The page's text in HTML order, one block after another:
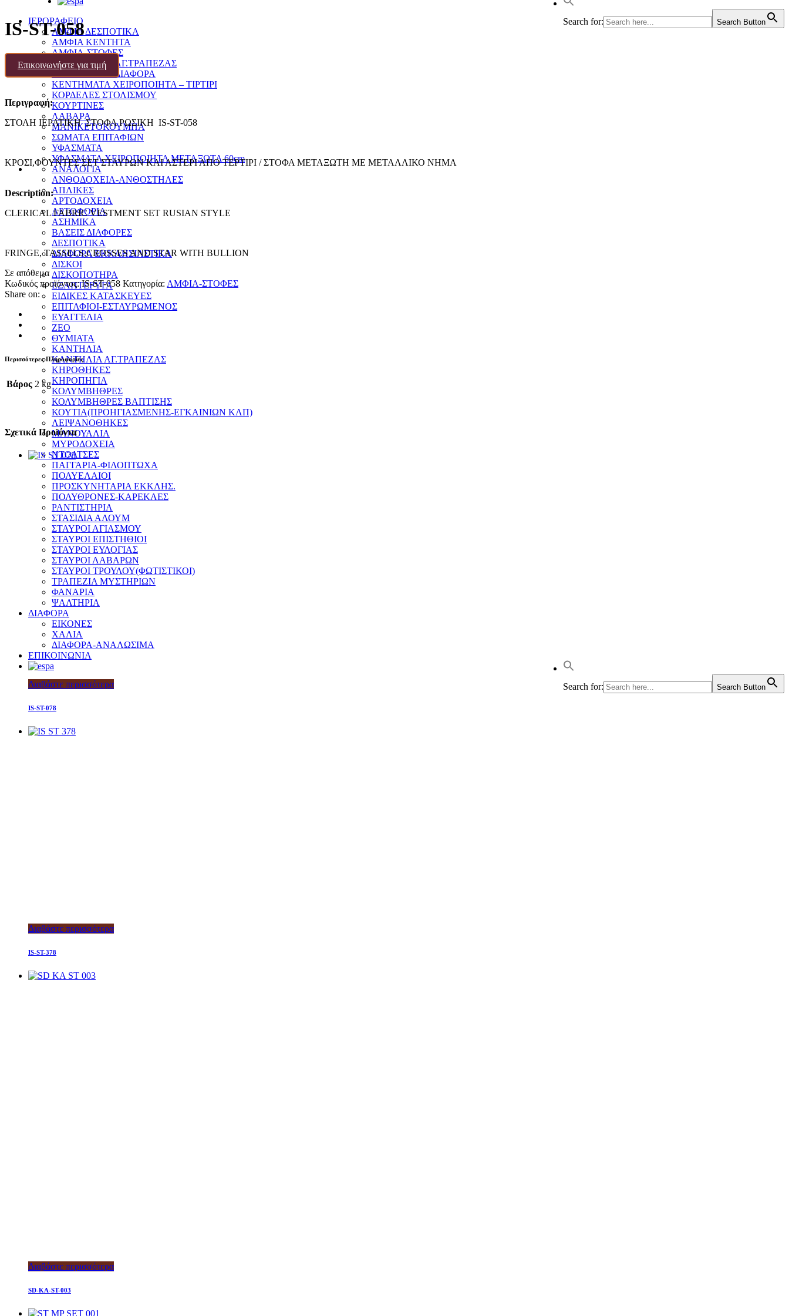
Search for: Search Button
ΙΕΡΟΡΑΦΕΙΟ
ΑΜΦΙΑ ΔΕΣΠΟΤΙΚΑ
ΑΜΦΙΑ ΚΕΝΤΗΤΑ
ΑΜΦΙΑ-ΣΤΟΦΕΣ
ΚΑΛΥΜΜΑΤΑ ΑΓ.ΤΡΑΠΕΖΑΣ
ΚΑΛΥΜΜΑΤΑ ΔΙΑΦΟΡΑ
ΚΕΝΤΗΜΑΤΑ ΧΕΙΡΟΠΟΙΗΤΑ – ΤΙΡΤΙΡΙ
ΚΟΡΔΕΛΕΣ ΣΤΟΛΙΣΜΟΥ
ΚΟΥΡΤΙΝΕΣ
ΛΑΒΑΡΑ
ΜΑΝΙΚΕΤΟΚΟΥΜΠΑ
ΣΩΜΑΤΑ ΕΠΙΤΑΦΙΩΝ
ΥΦΑΣΜΑΤΑ
ΥΦΑΣΜΑΤΑ ΧΕΙΡΟΠΟΙΗΤΑ ΜΕΤΑΞΩΤΑ 60cm
ΑΝΑΛΟΓΙΑ
ΑΝΘΟΔΟΧΕΙΑ-ΑΝΘΟΣΤΗΛΕΣ
ΑΠΛΙΚΕΣ
ΑΡΤΟΔΟΧΕΙΑ
ΑΡΤΟΦΟΡΙΑ
ΑΣΗΜΙΚΑ
ΒΑΣΕΙΣ ΔΙΑΦΟΡΕΣ
ΔΕΣΠΟΤΙΚΑ
ΔΙΑΦΟΡΑ ΕΚΚΛΗΣΙΑΣΤΙΚΑ
ΔΙΣΚΟΙ
ΔΙΣΚΟΠΟΤΗΡΑ
ΕΞΑΠΤΕΡΥΓΑ
ΕΙΔΙΚΕΣ ΚΑΤΑΣΚΕΥΕΣ
ΕΠΙΤΑΦΙΟΙ-ΕΣΤΑΥΡΩΜΕΝΟΣ
ΕΥΑΓΓΕΛΙΑ
ΖΕΟ
ΘΥΜΙΑΤΑ
ΚΑΝΤΗΛΙΑ
ΚΑΝΤΗΛΙΑ ΑΓ.ΤΡΑΠΕΖΑΣ
ΚΗΡΟΘΗΚΕΣ
ΚΗΡΟΠΗΓΙΑ
ΚΟΛΥΜΒΗΘΡΕΣ
ΚΟΛΥΜΒΗΘΡΕΣ ΒΑΠΤΙΣΗΣ
ΚΟΥΤΙΑ(ΠΡΟΗΓΙΑΣΜΕΝΗΣ-ΕΓΚΑΙΝΙΩΝ ΚΛΠ)
ΛΕΙΨΑΝΟΘΗΚΕΣ
ΜΑΝΟΥΑΛΙΑ
ΜΥΡΟΔΟΧΕΙΑ
ΝΤΟΛΤΣΕΣ
ΠΑΓΓΑΡΙΑ-ΦΙΛΟΠΤΩΧΑ
ΠΟΛΥΕΛΑΙΟΙ
ΠΡΟΣΚΥΝΗΤΑΡΙΑ ΕΚΚΛΗΣ.
ΠΟΛΥΘΡΟΝΕΣ-ΚΑΡΕΚΛΕΣ
ΡΑΝΤΙΣΤΗΡΙΑ
ΣΤΑΣΙΔΙΑ ΑΛΟΥΜ
ΣΤΑΥΡΟΙ ΑΓΙΑΣΜΟΥ
ΣΤΑΥΡΟΙ ΕΠΙΣΤΗΘΙΟΙ
ΣΤΑΥΡΟΙ ΕΥΛΟΓΙΑΣ
ΣΤΑΥΡΟΙ ΛΑΒΑΡΩΝ
ΣΤΑΥΡΟΙ ΤΡΟΥΛΟΥ(ΦΩΤΙΣΤΙΚΟΙ)
ΤΡΑΠΕΖΙΑ ΜΥΣΤΗΡΙΩΝ
ΦΑΝΑΡΙΑ
ΨΑΛΤΗΡΙΑ
ΔΙΑΦΟΡΑ
ΕΙΚΟΝΕΣ
ΧΑΛΙΑ
ΔΙΑΦΟΡΑ-ΑΝΑΛΩΣΙΜΑ
ΕΠΙΚΟΙΝΩΝΙΑ
Search for: Search Button
IS-ST-058
Επικοινωνήστε για τιμή
Περιγραφή:
ΣΤΟΛΗ ΙΕΡΑΤΙΚΗ ΣΤΟΦΑ ΡΩΣΙΚΗ IS-ST-058
ΚΡΟΣΙ,ΦΟΥΝΤΕΣ ΣΕΤ ΣΤΑΥΡΩΝ ΚΑΙ ΑΣΤΕΡΙ ΑΠΟ ΤΕΡΤΙΡΙ / ΣΤΟΦΑ ΜΕΤΑΞΩΤΗ ΜΕ ΜΕΤΑΛΛΙΚΟ ΝΗΜΑ
Description:
CLERICAL FABRIC VESTMENT SET RUSIAN STYLE
FRINGE, TASSELS,CROSSES AND STAR WITH BULLION
Σε απόθεμα
Κωδικός προϊόντος:IS-ST-058 Κατηγορία: ΑΜΦΙΑ-ΣΤΟΦΕΣ
Share on:
Περισσότερες Πληροφορίες
Βάρος 2 kg
Σχετικά Προϊόντα
Διαβάστε περισσότερα
IS-ST-078
Διαβάστε περισσότερα
IS-ST-378
Διαβάστε περισσότερα
SD-KA-ST-003